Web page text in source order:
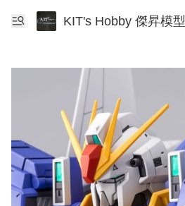
KIT's Hobby 傑昇模型